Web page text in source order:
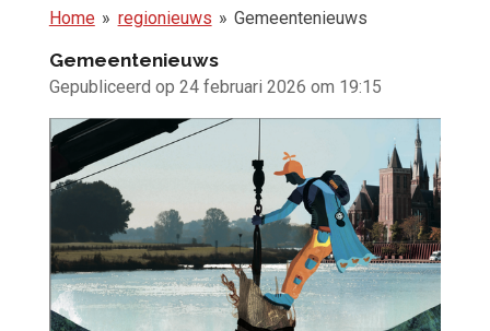
Home » regionieuws » Gemeentenieuws
Gemeentenieuws
Gepubliceerd op 24 februari 2026 om 19:15